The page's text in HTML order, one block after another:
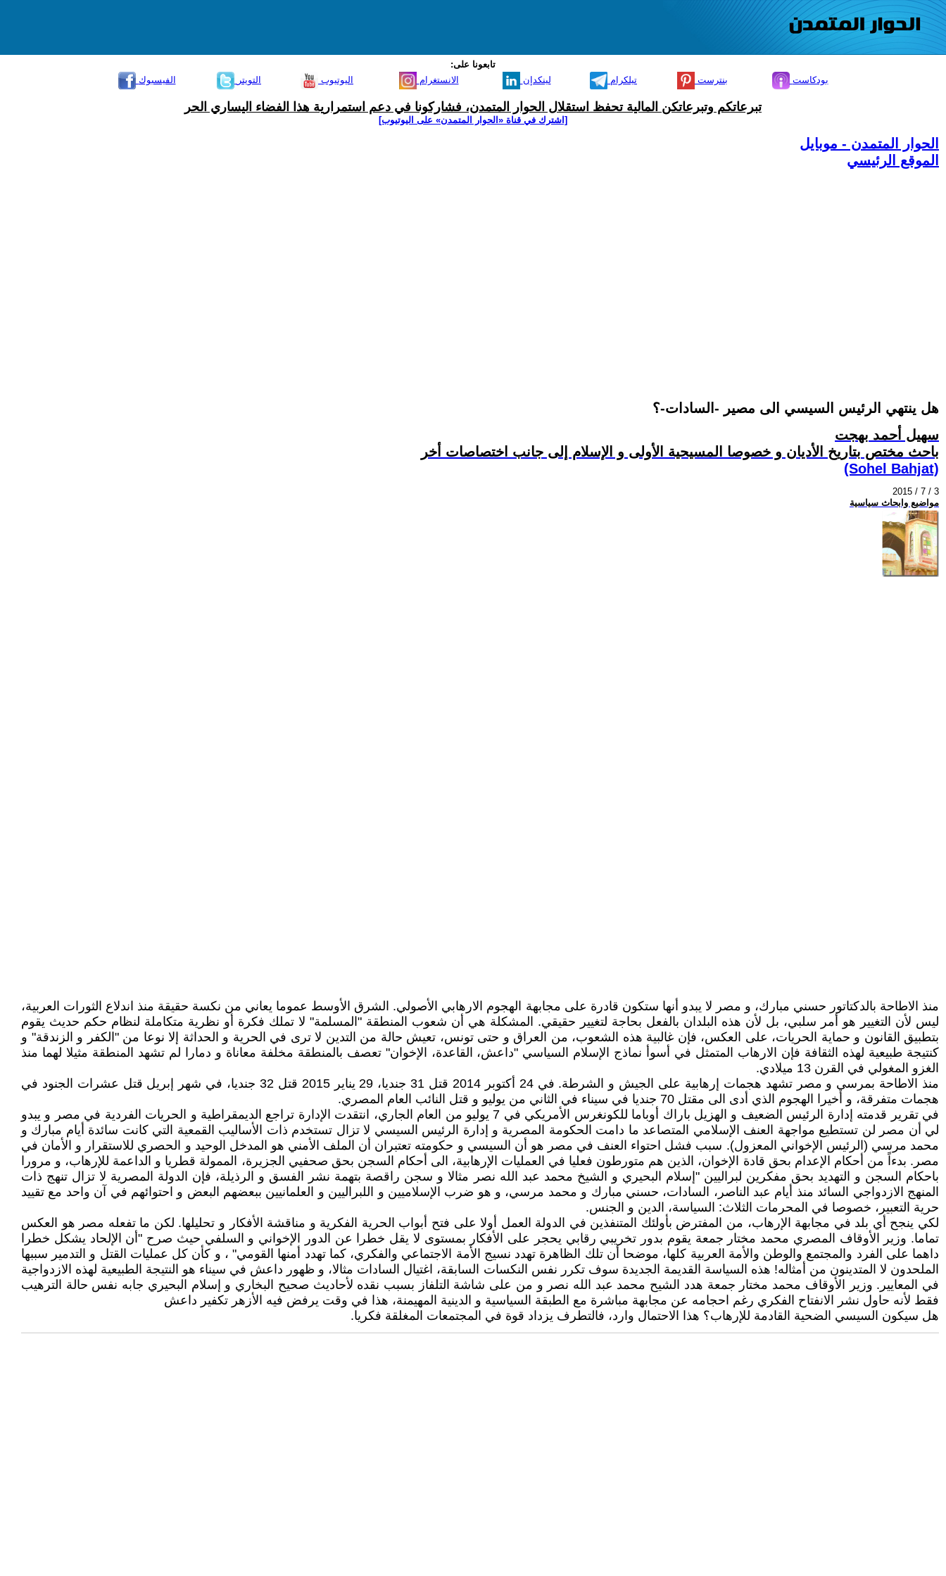
تابعونا على:
الفيسبوك
التويتر اليوتيوب الانستغرام لينكدإن تيلكرام بنترست بودكاست
تبرعاتكم وتبرعاتكن المالية تحفظ استقلال الحوار المتمدن، فشاركونا في دعم استمرارية هذا الفضاء اليساري الحر
[اشترك في قناة ‫«الحوار المتمدن» على اليوتيوب]
الحوار المتمدن - موبايل
الموقع الرئيسي
هل ينتهي الرئيس السيسي الى مصير -السادات-؟
سهيل أحمد بهجت
باحث مختص بتاريخ الأديان و خصوصا المسيحية الأولى و الإسلام إلى جانب اختصاصات أخر
(Sohel Bahjat)
2015 / 7 / 3
مواضيع وابحاث سياسية
منذ الاطاحة بالدكتاتور حسني مبارك، و مصر لا يبدو أنها ستكون قادرة على مجابهة الهجوم الارهابي الأصولي. الشرق الأوسط عموما يعاني من نكسة حقيقة منذ اندلاع الثورات العربية،
ليس لأن التغيير هو أمر سلبي، بل لأن هذه البلدان بالفعل بحاجة لتغيير حقيقي. المشكلة هي أن شعوب المنطقة "المسلمة" لا تملك فكرة أو نظرية متكاملة لنظام حكم حديث يقوم
بتطبيق القانون و حماية الحريات، على العكس، فإن غالبية هذه الشعوب، من العراق و حتى تونس، تعيش حالة من التدين لا ترى في الحرية و الحداثة إلا نوعا من "الكفر و الزندقة" و
كنتيجة طبيعية لهذه الثقافة فإن الارهاب المتمثل في أسوأ نماذج الإسلام السياسي "داعش، القاعدة، الإخوان" تعصف بالمنطقة مخلفة معاناة و دمارا لم تشهد المنطقة مثيلا لهما منذ
الغزو المغولي في القرن 13 ميلادي.
منذ الاطاحة بمرسي و مصر تشهد هجمات إرهابية على الجيش و الشرطة. في 24 أكتوبر 2014 قتل 31 جنديا، 29 يناير 2015 قتل 32 جنديا، في شهر إبريل قتل عشرات الجنود في
هجمات متفرقة، و أخيرا الهجوم الذي أدى الى مقتل 70 جنديا في سيناء في الثاني من يوليو و قتل النائب العام المصري.
في تقرير قدمته إدارة الرئيس الضعيف و الهزيل باراك أوباما للكونغرس الأمريكي في 7 يوليو من العام الجاري، انتقدت الإدارة تراجع الديمقراطية و الحريات الفردية في مصر و يبدو
لي أن مصر لن تستطيع مواجهة العنف الإسلامي المتصاعد ما دامت الحكومة المصرية و إدارة الرئيس السيسي لا تزال تستخدم ذات الأساليب القمعية التي كانت سائدة أيام مبارك و
محمد مرسي (الرئيس الإخواني المعزول). سبب فشل احتواء العنف في مصر هو أن السيسي و حكومته تعتبران أن الملف الأمني هو المدخل الوحيد و الحصري للاستقرار و الأمان في
مصر. بدءاً من أحكام الإعدام بحق قادة الإخوان، الذين هم متورطون فعليا في العمليات الإرهابية، الى أحكام السجن بحق صحفيي الجزيرة، الممولة قطريا و الداعمة للإرهاب، و مرورا
باحكام السجن و التهديد بحق مفكرين لبراليين "إسلام البحيري و الشيخ محمد عبد الله نصر مثالا و سجن راقصة بتهمة نشر الفسق و الرذيلة، فإن الدولة المصرية لا تزال تنهج ذات
المنهج الازدواجي السائد منذ أيام عبد الناصر، السادات، حسني مبارك و محمد مرسي، و هو ضرب الإسلاميين و اللبراليين و العلمانيين ببعضهم البعض و احتوائهم في آن واحد مع تقييد
حرية التعبير، خصوصا في المحرمات الثلاث: السياسة، الدين و الجنس.
لكي ينجح أي بلد في مجابهة الإرهاب، من المفترض بأولئك المتنفذين في الدولة العمل أولا على فتح أبواب الحرية الفكرية و مناقشة الأفكار و تحليلها. لكن ما تفعله مصر هو العكس
تماما. وزير الأوقاف المصري محمد مختار جمعة يقوم بدور تخريبي رقابي يحجر على الأفكار بمستوى لا يقل خطرا عن الدور الإخواني و السلفي حيث صرح "أن الإلحاد يشكل خطرا
داهما على الفرد والمجتمع والوطن والأمة العربية كلها، موضحا أن تلك الظاهرة تهدد نسيج الأمة الاجتماعي والفكري، كما تهدد أمنها القومي" ، و كأن كل عمليات القتل و التدمير سببها
الملحدون لا المتدينون من أمثاله! هذه السياسة القديمة الجديدة سوف تكرر نفس النكسات السابقة، اغتيال السادات مثالا، و ظهور داعش في سيناء هو النتيجة الطبيعية لهذه الازدواجية
في المعايير. وزير الأوقاف محمد مختار جمعة هدد الشيح محمد عبد الله نصر و من على شاشة التلفاز بسبب نقده لأحاديث صحيح البخاري و إسلام البحيري جابه نفس حالة الترهيب
فقط لأنه حاول نشر الانفتاح الفكري رغم احجامه عن مجابهة مباشرة مع الطبقة السياسية و الدينية المهيمنة، هذا في وقت يرفض فيه الأزهر تكفير داعش
هل سيكون السيسي الضحية القادمة للإرهاب؟ هذا الاحتمال وارد، فالتطرف يزداد قوة في المجتمعات المغلقة فكريا.